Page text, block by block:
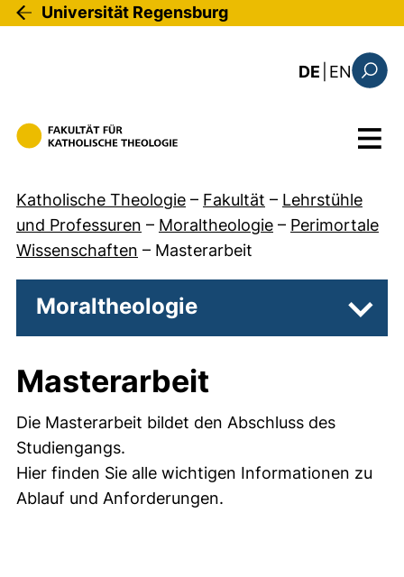
Direkt zum Inhalt
Universität Regensburg
DE EN: the
Menü
Katholische Theologie – Fakultät – Lehrstühle
und Professuren – Moraltheologie – Perimortale
Wissenschaften – Masterarbeit
Moraltheologie
Masterarbeit
Die Masterarbeit bildet den Abschluss des
Studiengangs.
Hier finden Sie alle wichtigen Informationen zu
Ablauf und Anforderungen.